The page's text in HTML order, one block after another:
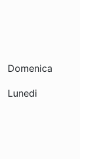
Domenica
Lunedi